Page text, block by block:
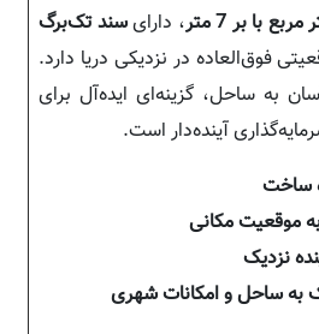
، دارایسند تک‌برگ
فوق‌العاده در نزدیکی دریا دارد.
به ساحل، گزینه‌ای ایده‌آل برای
آینده‌دار است.
ساخت
موقعیت مکانی
نزدیک
به ساحل و امکانات شهری